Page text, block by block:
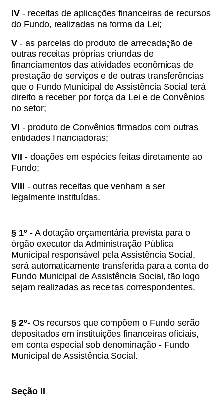
IV - receitas de aplicações financeiras de recursos
do Fundo, realizadas na forma da Lei;
V - as parcelas do produto de arrecadação de
outras receitas próprias oriundas de
financiamentos das atividades econômicas de
prestação de serviços e de outras transferências
que o Fundo Municipal de Assistência Social terá
direito a receber por força da Lei e de Convênios
no setor;
VI - produto de Convênios firmados com outras
entidades financiadoras;
VII - doações em espécies feitas diretamente ao
Fundo;
VIII - outras receitas que venham a ser
legalmente instituídas.
§ 1º - A dotação orçamentária prevista para o
órgão executor da Administração Pública
Municipal responsável pela Assistência Social,
será automaticamente transferida para a conta do
Fundo Municipal de Assistência Social, tão logo
sejam realizadas as receitas correspondentes.
§ 2º- Os recursos que compõem o Fundo serão
depositados em instituições financeiras oficiais,
em conta especial sob denominação - Fundo
Municipal de Assistência Social.
Seção II